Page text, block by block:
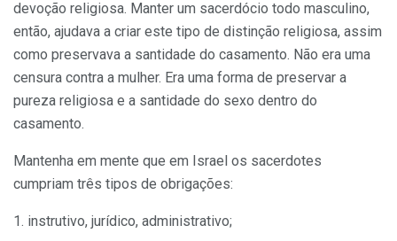
devoção religiosa. Manter um sacerdócio todo masculino,
então, ajudava a criar este tipo de distinção religiosa, assim
como preservava a santidade do casamento. Não era uma
censura contra a mulher. Era uma forma de preservar a
pureza religiosa e a santidade do sexo dentro do
casamento.
Mantenha em mente que em Israel os sacerdotes
cumpriam três tipos de obrigações:
1. instrutivo, jurídico, administrativo;